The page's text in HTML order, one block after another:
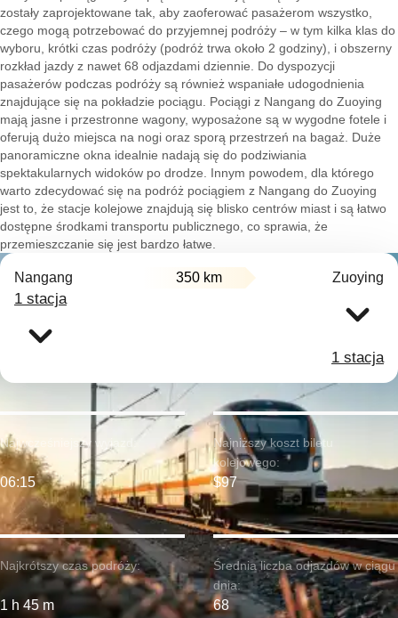
zostały zaprojektowane tak, aby zaoferować pasażerom wszystko,
czego mogą potrzebować do przyjemnej podróży – w tym kilka klas do
wyboru, krótki czas podróży (podróż trwa około 2 godziny), i obszerny
rozkład jazdy z nawet 68 odjazdami dziennie. Do dyspozycji
pasażerów podczas podróży są również wspaniałe udogodnienia
znajdujące się na pokładzie pociągu. Pociągi z Nangang do Zuoying
mają jasne i przestronne wagony, wyposażone są w wygodne fotele i
oferują dużo miejsca na nogi oraz sporą przestrzeń na bagaż. Duże
panoramiczne okna idealnie nadają się do podziwiania
spektakularnych widoków po drodze. Innym powodem, dla którego
warto zdecydować się na podróż pociągiem z Nangang do Zuoying
jest to, że stacje kolejowe znajdują się blisko centrów miast i są łatwo
dostępne środkami transportu publicznego, co sprawia, że
przemieszczanie się jest bardzo łatwe.
Nangang 350 km Zuoying
1 stacja
1 stacja
Najkrótszy czas podróży:
1 h 45 m
Najwcześniejszy wyjazd:
06:15
Najniższy koszt biletu
kolejowego:
$97
Średnia liczba odjazdów w ciągu
dnia:
68